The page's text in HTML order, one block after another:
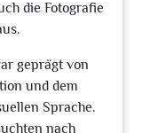
die Fotografie
geprägt von
und dem
Sprache.
nach